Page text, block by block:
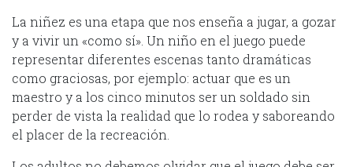
La niñez es una etapa que nos enseña a jugar, a gozar
y a vivir un «como sí». Un niño en el juego puede
representar diferentes escenas tanto dramáticas
como graciosas, por ejemplo: actuar que es un
maestro y a los cinco minutos ser un soldado sin
perder de vista la realidad que lo rodea y saboreando
el placer de la recreación.